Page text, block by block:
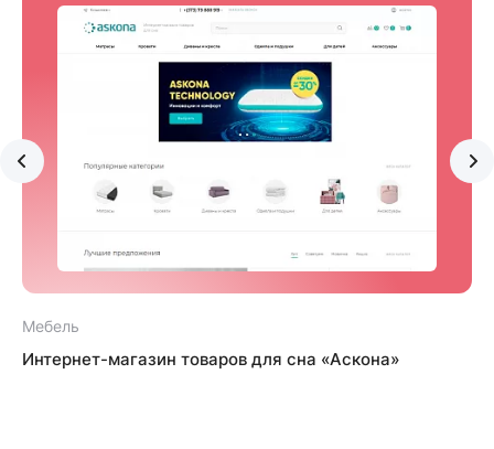
Мебель
Интернет-магазин товаров для сна «Аскона»